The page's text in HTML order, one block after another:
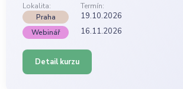
Lokalita:
Termín:
Praha
19.10.2026
Webinář 16.11.2026
Detail kurzu